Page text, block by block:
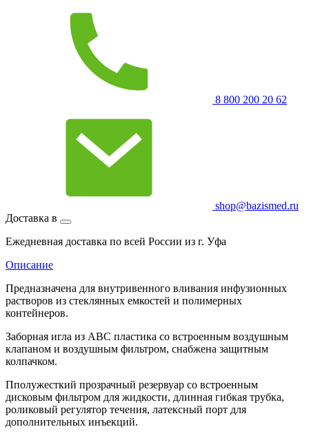
8 800 200 20 62
shop@bazismed.ru
Доставка в
Ежедневная доставка по всей России из г. Уфа
Описание
Предназначена для внутривенного вливания инфузионных
растворов из стеклянных емкостей и полимерных
контейнеров.
Заборная игла из ABC пластика со встроенным воздушным
клапаном и воздушным фильтром, снабжена защитным
колпачком.
Пполужесткий прозрачный резервуар со встроенным
дисковым фильтром для жидкости, длинная гибкая трубка,
роликовый регулятор течения, латексный порт для
дополнительных инъекций.